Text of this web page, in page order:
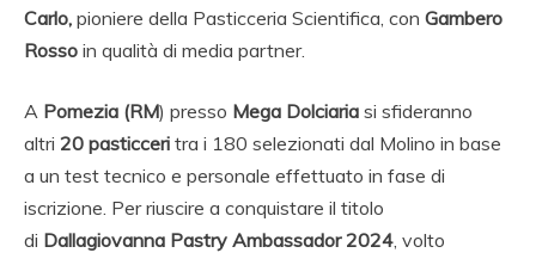
Carlo, pioniere della Pasticceria Scientifica, con Gambero
Rosso in qualità di media partner.
A Pomezia (RM) presso Mega Dolciaria si sfideranno
altri 20 pasticceri tra i 180 selezionati dal Molino in base
a un test tecnico e personale effettuato in fase di
iscrizione. Per riuscire a conquistare il titolo
di Dallagiovanna Pastry Ambassador 2024, volto